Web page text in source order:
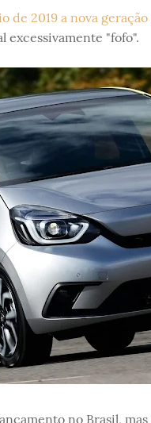
de 2019 a nova
excessivamente "fofo".
no Brasil,